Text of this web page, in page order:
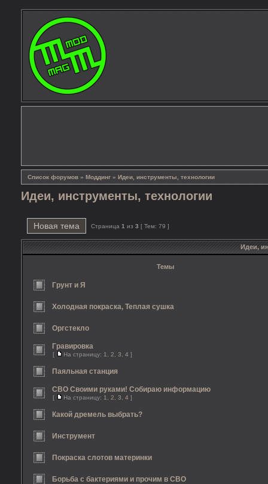
Список форумов » Моддинг » Идеи, инструменты, технологии
Идеи, инструменты, технологии
Новая тема Страница 1 из 3 [ Тем: 79 ]
Идеи,
Темы
Грунт и Я
Холодная покраска, Теплая сушка
Оргстекло
Гравировка
[ На страницу: 1 2 3 4 ]
Паяльная станция
СВО Своими руками! Собираю информацию
[ На страницу: 1 2 3 4 ]
Какой дремель выбрать?
Инструмент
Покраска слотов материнки
Борьба с бактериями и прочим в СВО